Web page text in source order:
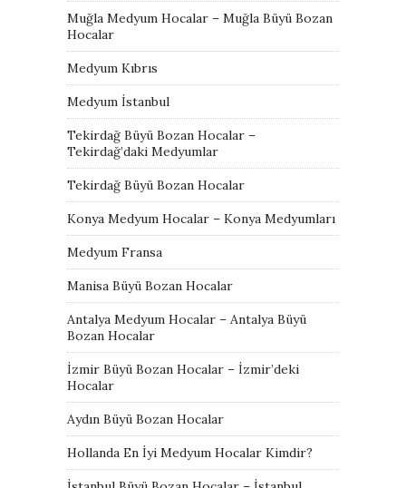
Muğla Medyum Hocalar – Muğla Büyü Bozan
Hocalar
Medyum Kıbrıs
Medyum İstanbul
Tekirdağ Büyü Bozan Hocalar –
Tekirdağ’daki Medyumlar
Tekirdağ Büyü Bozan Hocalar
Konya Medyum Hocalar – Konya Medyumları
Medyum Fransa
Manisa Büyü Bozan Hocalar
Antalya Medyum Hocalar – Antalya Büyü
Bozan Hocalar
İzmir Büyü Bozan Hocalar – İzmir’deki
Hocalar
Aydın Büyü Bozan Hocalar
Hollanda En İyi Medyum Hocalar Kimdir?